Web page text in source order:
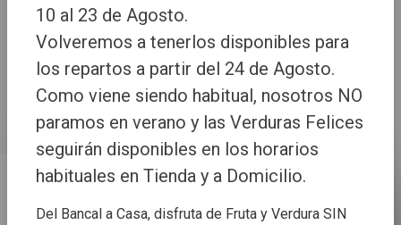
Configuración de cookies
10 al 23 de Agosto.
Volveremos a tenerlos disponibles para
los repartos a partir del 24 de Agosto.
Como viene siendo habitual, nosotros NO
paramos en verano y las Verduras Felices
seguirán disponibles en los horarios
habituales en Tienda y a Domicilio.
Del Bancal a Casa, disfruta de Fruta y Verdura SIN